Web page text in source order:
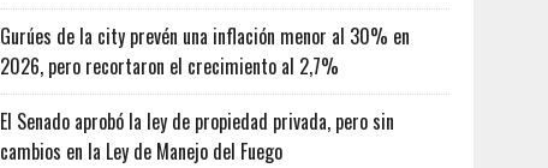
Gurúes de la city prevén una inflación menor al 30% en
2026, pero recortaron el crecimiento al 2,7%
El Senado aprobó la ley de propiedad privada, pero sin
cambios en la Ley de Manejo del Fuego